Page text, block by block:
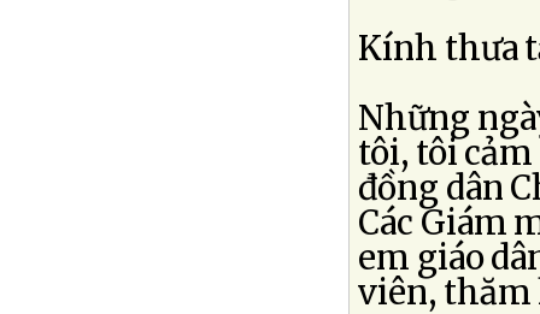
Kính thưa
Những
tôi, tôi
đồng dân
Các Giám
em giáo
viên, thăm